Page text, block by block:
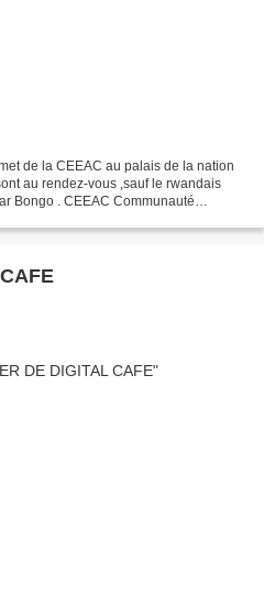
de la CEEAC au palais de la nation
au rendez-vous ,sauf le rwandais
Bongo . CEEAC Communauté